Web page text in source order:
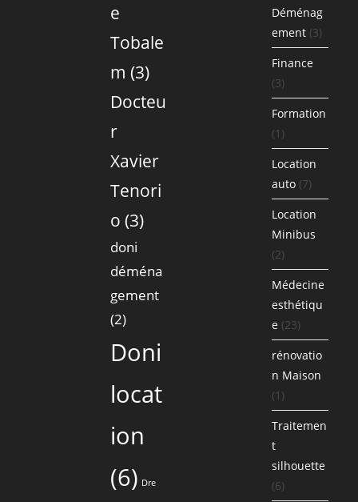
e
Tobale
m (3)
Docteu
r
Xavier
Tenori
o (3)
doni
déména
gement
(2)
Doni
locat
ion
(6) Dre
Déménag
ement (3)
Finance
(3)
Formation
(1)
Location
auto (7)
Location
Minibus
(2)
Médecine
esthétiqu
e (23)
rénovatio
n Maison
(1)
Traitemen
t
silhouette
(6)